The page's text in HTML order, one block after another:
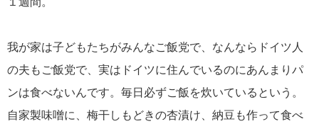
我が家は子どもたちがみんなご飯党で、なんならドイツ人
の夫もご飯党で、実はドイツに住んでいるのにあんまりパ
ンは食べないんです。毎日必ずご飯を炊いているという。
自家製味噌に、梅干しもどきの杏漬け、納豆も作って食べ